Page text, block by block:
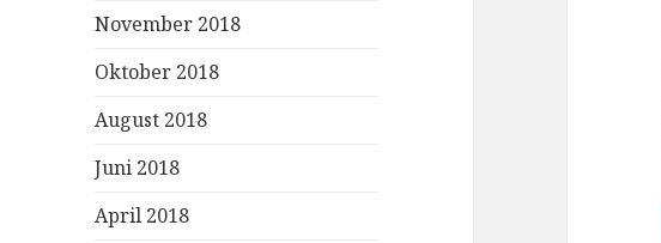
November 2018
Oktober 2018
August 2018
Juni 2018
April 2018